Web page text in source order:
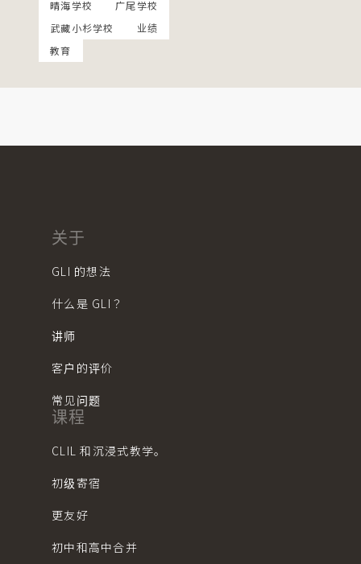
晴海学校
广尾学校
武藏小杉学校
业绩
教育
关于
GLI 的想法
什么是 GLI？
讲师
客户的评价
常见问题
课程
CLIL 和沉浸式教学。
初级寄宿
更友好
初中和高中合并